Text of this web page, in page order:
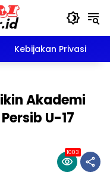
Kebijakan Privasi
Akademi
U-17
1003